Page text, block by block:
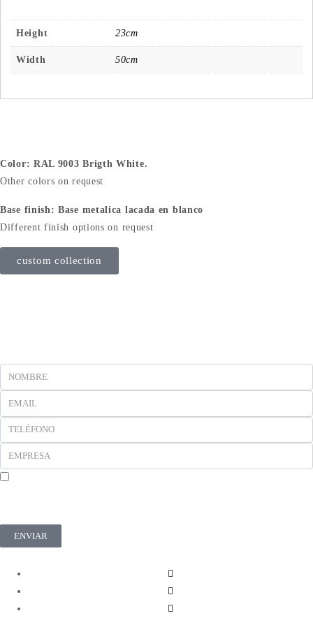
Height 23cm
Width 50cm
Color: RAL 9003 Brigth White.
Other colors on request
Base finish: Base metalica lacada en blanco
Different finish options on request
custom collection
ENVIAR